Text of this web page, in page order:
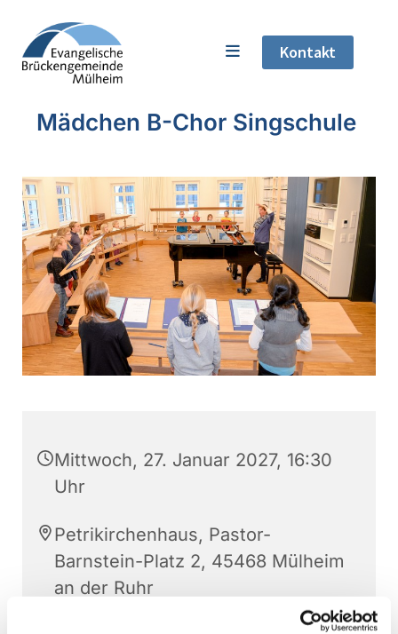
Kontakt
Mädchen B-Chor Singschule
Mittwoch, 27. Januar 2027, 16:30
Uhr
Petrikirchenhaus, Pastor-
Barnstein-Platz 2, 45468 Mülheim
an der Ruhr